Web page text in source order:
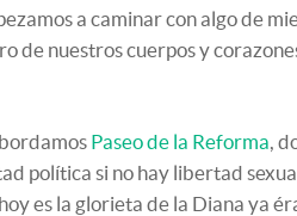
a caminar con algo de
de nuestros cuerpos y
Paseo de la Reforma,
política si no hay libertad
es la glorieta de la Diana ya